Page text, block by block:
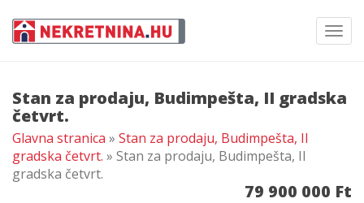
Stan za prodaju, Budimpešta, II gradska
četvrt.
Glavna stranica » Stan za prodaju, Budimpešta, II
gradska četvrt. » Stan za prodaju, Budimpešta, II
gradska četvrt.
79 900 000 Ft